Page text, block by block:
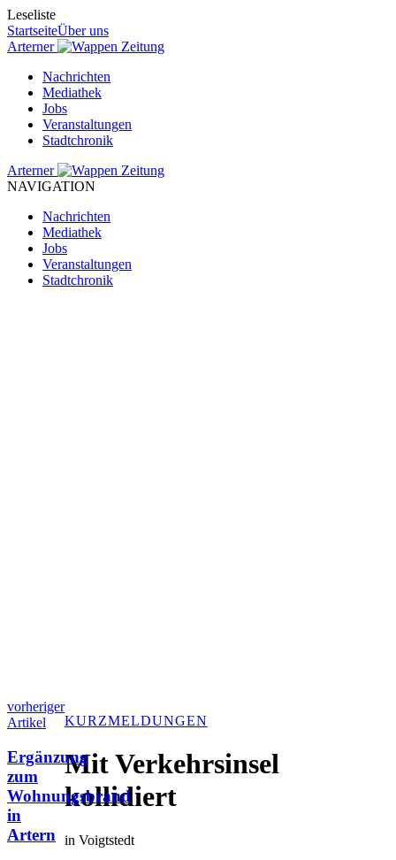
Leseliste
StartseiteÜber uns
Arterner
Zeitung
Nachrichten
Mediathek
Jobs
Veranstaltungen
Stadtchronik
Arterner
Zeitung
NAVIGATION
Nachrichten
Mediathek
Jobs
Veranstaltungen
Stadtchronik
vorheriger
Artikel
Ergänzung
zum
Wohnungsbrand
in
Artern
KURZMELDUNGEN
Mit Verkehrsinsel
kollidiert
in Voigtstedt